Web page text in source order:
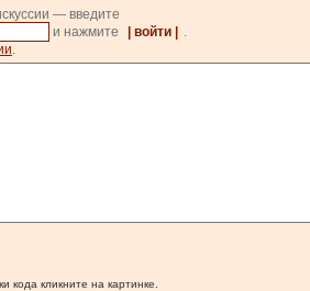
— введите
и нажмите | войти |
.
.
кода кликните на картинке.